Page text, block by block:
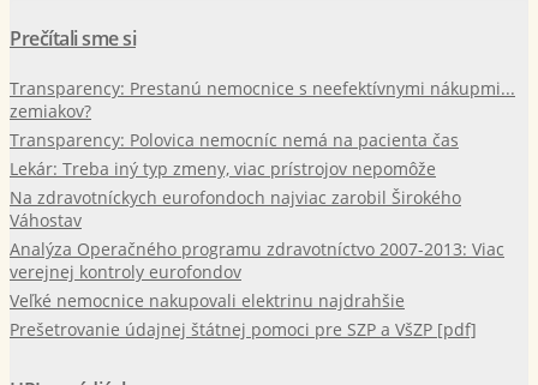
Prečítali sme si
Transparency: Prestanú nemocnice s neefektívnymi nákupmi...
zemiakov?
Transparency: Polovica nemocníc nemá na pacienta čas
Lekár: Treba iný typ zmeny, viac prístrojov nepomôže
Na zdravotníckych eurofondoch najviac zarobil Širokého
Váhostav
Analýza Operačného programu zdravotníctvo 2007-2013: Viac
verejnej kontroly eurofondov
Veľké nemocnice nakupovali elektrinu najdrahšie
Prešetrovanie údajnej štátnej pomoci pre SZP a VšZP [pdf]